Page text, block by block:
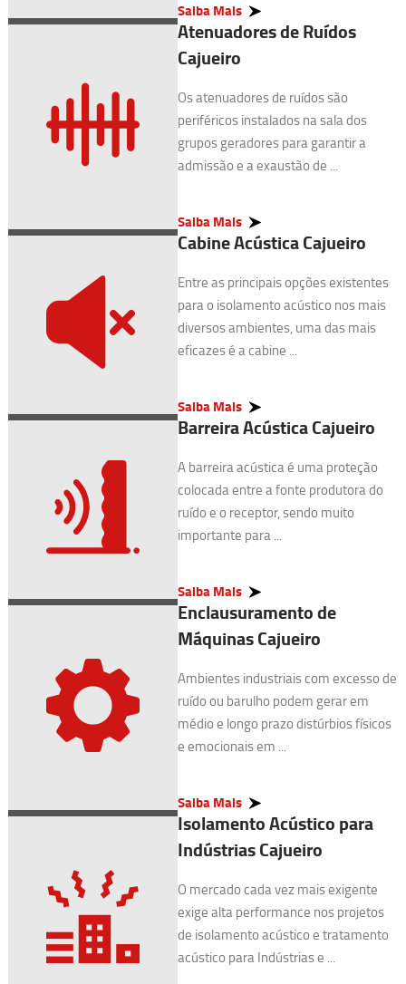
Saiba Mais
Atenuadores de Ruídos
Cajueiro
Os atenuadores de ruídos são
periféricos instalados na sala dos
grupos geradores para garantir a
admissão e a exaustão de ...
Saiba Mais
Cabine Acústica Cajueiro
Entre as principais opções existentes
para o isolamento acústico nos mais
diversos ambientes, uma das mais
eficazes é a cabine ...
Saiba Mais
Barreira Acústica Cajueiro
A barreira acústica é uma proteção
colocada entre a fonte produtora do
ruído e o receptor, sendo muito
importante para ...
Saiba Mais
Enclausuramento de
Máquinas Cajueiro
Ambientes industriais com excesso de
ruído ou barulho podem gerar em
médio e longo prazo distúrbios físicos
e emocionais em ...
Saiba Mais
Isolamento Acústico para
Indústrias Cajueiro
O mercado cada vez mais exigente
exige alta performance nos projetos
de isolamento acústico e tratamento
acústico para Indústrias e ...